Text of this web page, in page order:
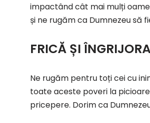
impactând cât mai mulți
și ne rugăm ca Dumnezeu să
FRICĂ ȘI
Ne rugăm pentru toți cei cu
toate aceste poveri la
pricepere. Dorim ca